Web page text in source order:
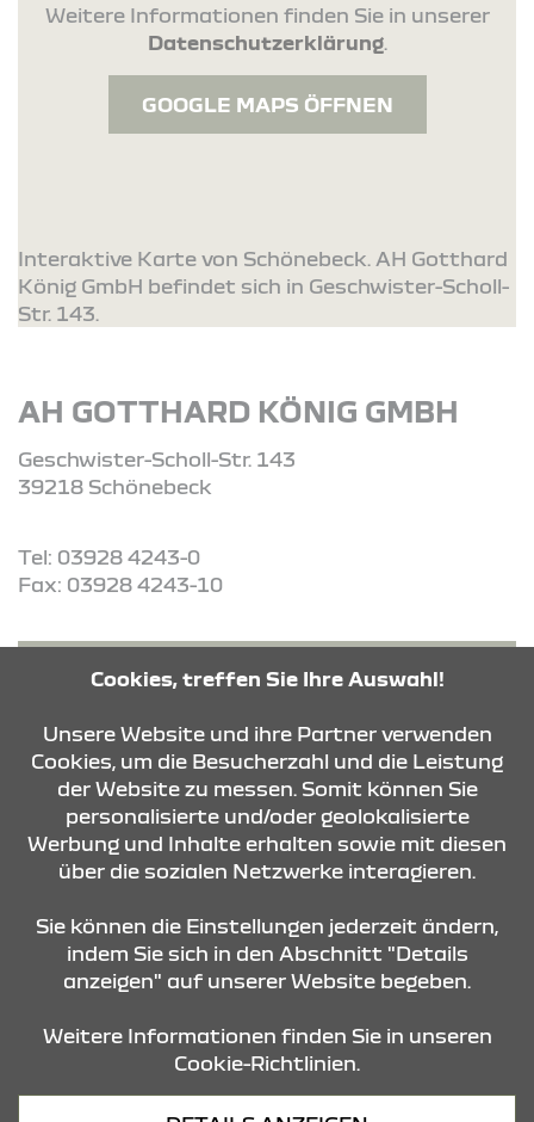
Weitere Informationen finden Sie in unserer
Datenschutzerklärung.
GOOGLE MAPS ÖFFNEN
Interaktive Karte von Schönebeck. AH Gotthard
König GmbH befindet sich in Geschwister-Scholl-
Str. 143.
AH GOTTHARD KÖNIG GMBH
Geschwister-Scholl-Str. 143
39218 Schönebeck
Tel: 03928 4243-0
Fax: 03928 4243-10
ROUTE PLANEN
ANFRAGE SENDEN
KONTAKT & ANFAHRT
STANDORTE
Datenschutz
Cookies, treffen Sie Ihre Auswahl!
Unsere Website und ihre Partner verwenden
Cookies, um die Besucherzahl und die Leistung
der Website zu messen. Somit können Sie
personalisierte und/oder geolokalisierte
Werbung und Inhalte erhalten sowie mit diesen
über die sozialen Netzwerke interagieren.
Sie können die Einstellungen jederzeit ändern,
indem Sie sich in den Abschnitt "Details
anzeigen" auf unserer Website begeben.
Weitere Informationen finden Sie in unseren
Cookie-Richtlinien.